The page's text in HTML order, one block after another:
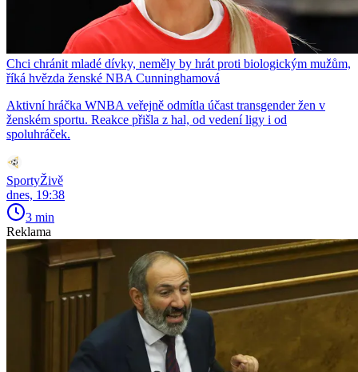
Chci chránit mladé dívky, neměly by hrát proti biologickým mužům,
říká hvězda ženské NBA Cunninghamová
Aktivní hráčka WNBA veřejně odmítla účast transgender žen v
ženském sportu. Reakce přišla z hal, od vedení ligy i od
spoluhráček.
SportyŽivě
dnes, 19:38
3 min
Reklama